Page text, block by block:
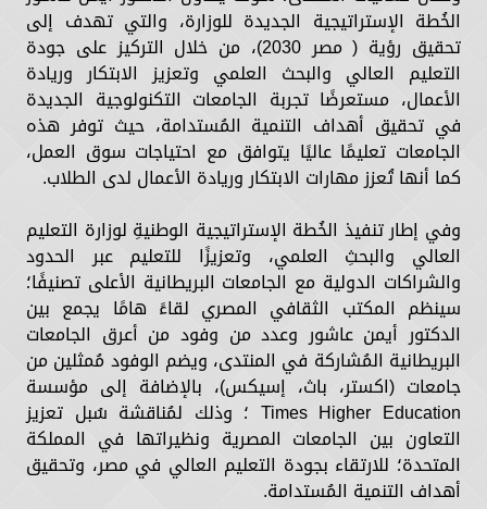
الخُطة الإستراتيجية الجديدة للوزارة، والتي تهدف إلى
تحقيق رؤية ( مصر 2030)، من خلال التركيز على جودة
التعليم العالي والبحث العلمي وتعزيز الابتكار وريادة
الأعمال، مستعرضًا تجربة الجامعات التكنولوجية الجديدة
في تحقيق أهداف التنمية المُستدامة، حيث توفر هذه
الجامعات تعليمًا عاليًا يتوافق مع احتياجات سوق العمل،
كما أنها تُعزز مهارات الابتكار وريادة الأعمال لدى الطلاب.
وفي إطار تنفيذ الخُطة الإستراتيجية الوطنيةِ لوزارة التعليم
العالي والبحثِ العلمي، وتعزيزًا للتعليم عبر الحدود
والشراكات الدولية مع الجامعات البريطانية الأعلى تصنيفًا؛
سينظم المكتب الثقافي المصري لقاءً هامًا يجمع بين
الدكتور أيمن عاشور وعدد من وفود من أعرق الجامعات
البريطانية المُشاركة في المنتدى، ويضم الوفود مُمثلين من
جامعات (اكستر، باث، إسيكس)، بالإضافة إلى مؤسسة
Times Higher Education ؛ وذلك لمُناقشة سُبل تعزيز
التعاون بين الجامعات المصرية ونظيراتها في المملكة
المتحدة؛ للارتقاء بجودة التعليم العالي في مصر، وتحقيق
أهداف التنمية المُستدامة.